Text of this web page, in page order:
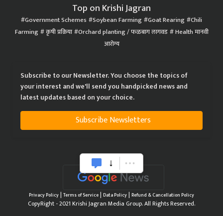
Top on Krishi Jagran
Government Schemes Soybean Farming Goat Rearing Chili
Farming कृषी प्रक्रिया Orchard planting / फळबाग लागवड Health मानवी
आरोग्य
Subscribe to our Newsletter. You choose the topics of
your interest and we'll send you handpicked news and
latest updates based on your choice.
Subscribe Newsletters
Privacy Policy| Terms of Service| Data Policy| Refund & Cancellation Policy
CopyRight - 2021 Krishi Jagran Media Group. All Rights Reserved.